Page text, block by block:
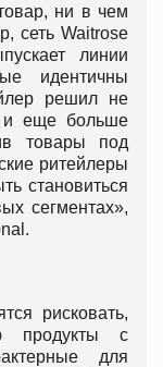
ни в чем
сеть Waitrose
линии
идентичны
решил не
и еще больше
товары под
ритейлеры
становиться
сегментах»,
рисковать,
продукты с
для